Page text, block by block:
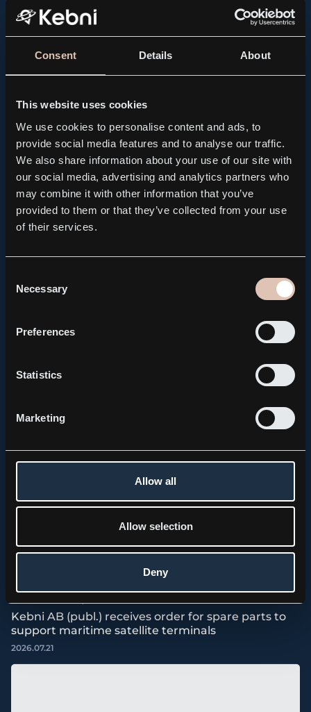
Consent Details About
This website uses cookies
We use cookies to personalise content and ads, to
provide social media features and to analyse our traffic.
We also share information about your use of our site with
our social media, advertising and analytics partners who
may combine it with other information that you’ve
provided to them or that they’ve collected from your use
of their services.
Selection
Necessary
Preferences
Statistics
Marketing
Allow all
Allow selection
Deny
PRESS RELEASE, REGULATORY
Kebni AB (publ.) receives order for spare parts to
support maritime satellite terminals
2026.07.21